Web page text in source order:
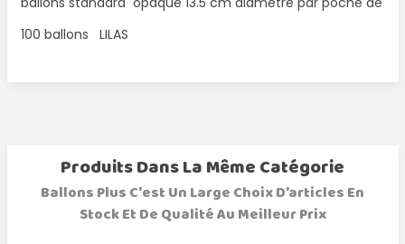
100 ballons LILAS
Produits Dans La Même Catégorie
Ballons Plus C'est Un Large Choix D'articles En
Stock Et De Qualité Au Meilleur Prix